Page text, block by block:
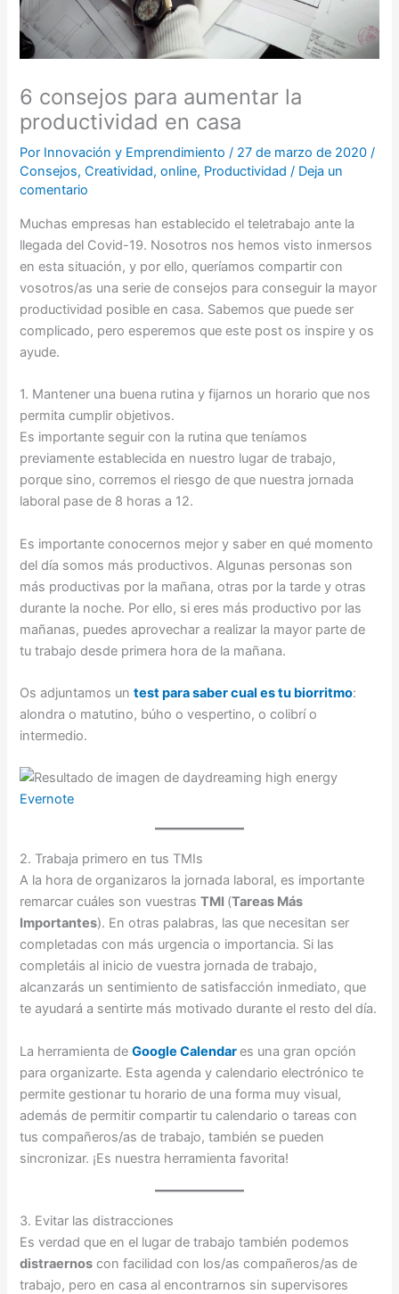
6 consejos para aumentar la
productividad en casa
Por Innovación y Emprendimiento/ 27 de marzo de 2020/
Consejos,Creatividad,online, Productividad / Deja un
comentario
Muchas empresas han establecido el teletrabajo ante la
llegada del Covid-19. Nosotros nos hemos visto inmersos
en esta situación, y por ello, queríamos compartir con
vosotros/as una serie de consejos para conseguir la mayor
productividad posible en casa. Sabemos que puede ser
complicado, pero esperemos que este post os inspire y os
ayude.
1. Mantener una buena rutina y fijarnos un horario que nos
permita cumplir objetivos.
Es importante seguir con la rutina que teníamos
previamente establecida en nuestro lugar de trabajo,
porque sino, corremos el riesgo de que nuestra jornada
laboral pase de 8 horas a 12.
Es importante conocernos mejor y saber en qué momento
del día somos más productivos. Algunas personas son
más productivas por la mañana, otras por la tarde y otras
durante la noche. Por ello, si eres más productivo por las
mañanas, puedes aprovechar a realizar la mayor parte de
tu trabajo desde primera hora de la mañana.
Os adjuntamos un test para saber cual es tu biorritmo:
alondra o matutino, búho o vespertino, o colibrí o
intermedio.
Evernote
2. Trabaja primero en tus TMIs
A la hora de organizaros la jornada laboral, es importante
remarcar cuáles son vuestrasTMI (Tareas Más
Importantes). En otras palabras, las que necesitan ser
completadas con más urgencia o importancia. Si las
completáis al inicio de vuestra jornada de trabajo,
alcanzarás un sentimiento de satisfacción inmediato, que
te ayudará a sentirte más motivado durante el resto del día.
La herramienta deGoogle Calendares una gran opción
para organizarte. Esta agenda y calendario electrónico te
permite gestionar tu horario de una forma muy visual,
además de permitir compartir tu calendario o tareas con
tus compañeros/as de trabajo, también se pueden
sincronizar. ¡Es nuestra herramienta favorita!
3. Evitar las distracciones
Es verdad que en el lugar de trabajo también podemos
distraernos con facilidad con los/as compañeros/as de
trabajo, pero en casa al encontrarnos sin supervisores